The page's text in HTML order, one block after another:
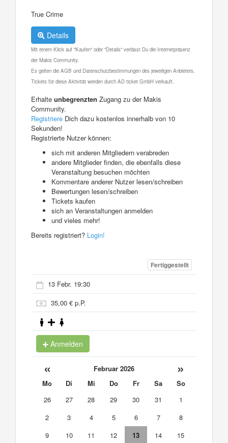
True Crime
Details
Mit einem Klick auf "Kaufen" oder "Details" verlässt Du die Internetpräsenz
der Makis Community.
Es gelten die AGB und Datenschutzbestimmungen des jeweiligen Anbieters.
Tickets für diese Aktivität werden durch AD ticket GmbH verkauft.
Erhalte unbegrenzten Zugang zu der Makis
Community.
Registriere Dich dazu kostenlos innerhalb von 10
Sekunden!
Registrierte Nutzer können:
sich mit anderen Mitgliedern verabreden
andere Mitglieder finden, die ebenfalls diese
Veranstaltung besuchen möchten
Kommentare anderer Nutzer lesen/schreiben
Bewertungen lesen/schreiben
Tickets kaufen
sich an Veranstaltungen anmelden
und vieles mehr!
Bereits registriert? Login!
Fertiggestellt
13 Febr. 19:30
35,00 € p.P.
Anmelden
« Februar 2026 »
Mo Di Mi Do Fr Sa
So
26
27 28 29 30 31
1
2
3 4 5 6 7
8
9
10 11 12 13 14
15